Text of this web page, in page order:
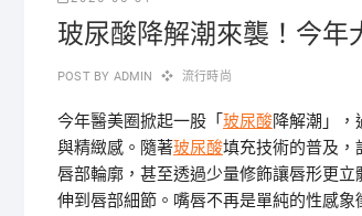
玻尿酸降解潮來襲！今年
POST BY ADMIN 流行時尚
今年醫美圈掀起一股「 玻尿酸降解潮」
與精緻感。隨著玻尿酸填充技術的普及，
唇部輪廓，甚至透過少量修飾讓唇形更
伸到唇部細節。嘴唇不再是單純的性感